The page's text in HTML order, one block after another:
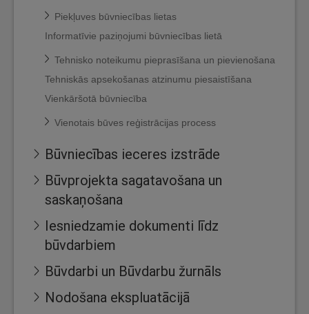
Piekļuves būvniecības lietas
Informatīvie paziņojumi būvniecības lietā
Tehnisko noteikumu pieprasīšana un pievienošana
Tehniskās apsekošanas atzinumu piesaistīšana
Vienkāršotā būvniecība
Vienotais būves reģistrācijas process
Būvniecības ieceres izstrāde
Būvprojekta sagatavošana un
saskaņošana
Iesniedzamie dokumenti līdz
būvdarbiem
Būvdarbi un Būvdarbu žurnāls
Nodošana ekspluatācijā